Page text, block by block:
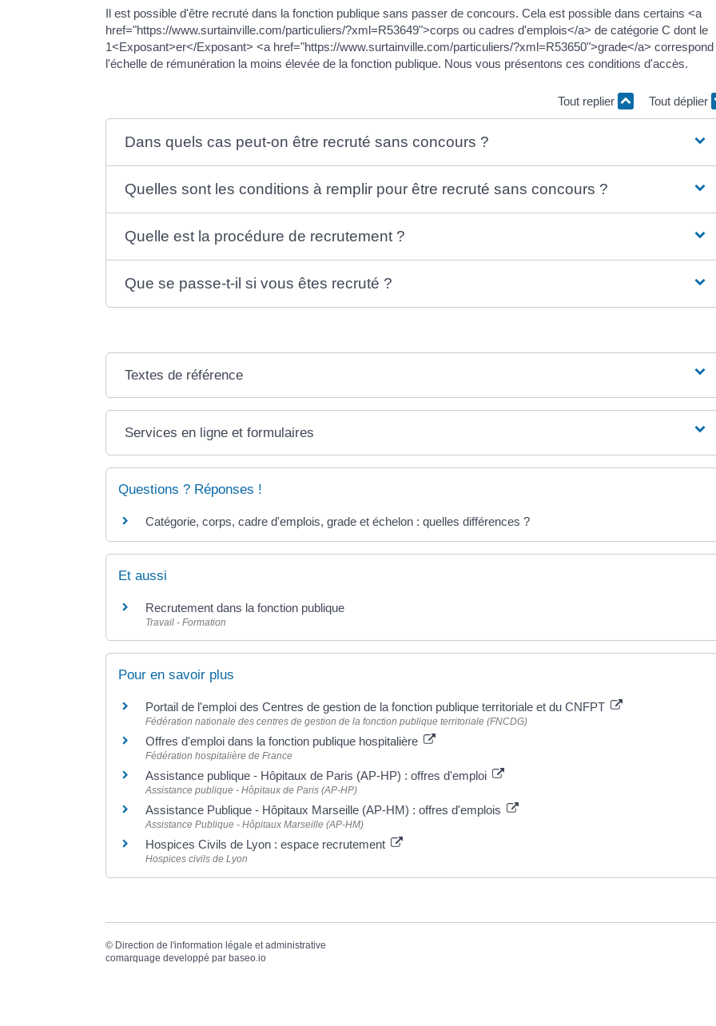
Il est possible d'être recruté dans la fonction publique sans passer de concours. Cela est possible dans certains <a
href="https://www.surtainville.com/particuliers/?xml=R53649">corps ou cadres d'emplois</a> de catégorie C dont le
1<Exposant>er</Exposant> <a href="https://www.surtainville.com/particuliers/?xml=R53650">grade</a> correspond
l'échelle de rémunération la moins élevée de la fonction publique. Nous vous présentons ces conditions d'accès.
Tout replier Tout déplier
Dans quels cas peut-on être recruté sans concours ?
Quelles sont les conditions à remplir pour être recruté sans concours ?
Quelle est la procédure de recrutement ?
Que se passe-t-il si vous êtes recruté ?
Textes de référence
Services en ligne et formulaires
Questions ? Réponses !
Catégorie, corps, cadre d'emplois, grade et échelon : quelles différences ?
Et aussi
Recrutement dans la fonction publique
Travail - Formation
Pour en savoir plus
Portail de l'emploi des Centres de gestion de la fonction publique territoriale et du CNFPT
Fédération nationale des centres de gestion de la fonction publique territoriale (FNCDG)
Offres d'emploi dans la fonction publique hospitalière
Fédération hospitalière de France
Assistance publique - Hôpitaux de Paris (AP-HP) : offres d'emploi
Assistance publique - Hôpitaux de Paris (AP-HP)
Assistance Publique - Hôpitaux Marseille (AP-HM) : offres d'emplois
Assistance Publique - Hôpitaux Marseille (AP-HM)
Hospices Civils de Lyon : espace recrutement
Hospices civils de Lyon
© Direction de l'information légale et administrative
comarquage developpé par baseo.io